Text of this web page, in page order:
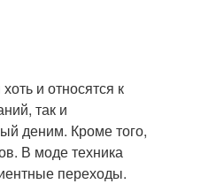
и относятся к
так и
деним. Кроме того,
В моде техника
переходы.